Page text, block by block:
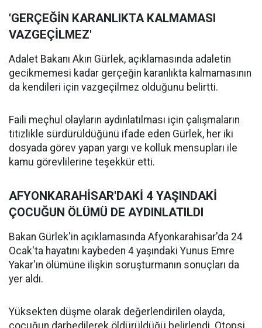
'GERÇEĞİN KARANLIKTA KALMAMASI
VAZGEÇİLMEZ'
Adalet Bakanı Akın Gürlek, açıklamasında adaletin
gecikmemesi kadar gerçeğin karanlıkta kalmamasının
da kendileri için vazgeçilmez olduğunu belirtti.
Faili meçhul olayların aydınlatılması için çalışmaların
titizlikle sürdürüldüğünü ifade eden Gürlek, her iki
dosyada görev yapan yargı ve kolluk mensupları ile
kamu görevlilerine teşekkür etti.
AFYONKARAHİSAR'DAKİ 4 YAŞINDAKİ
ÇOCUĞUN ÖLÜMÜ DE AYDINLATILDI
Bakan Gürlek'in açıklamasında Afyonkarahisar'da 24
Ocak'ta hayatını kaybeden 4 yaşındaki Yunus Emre
Yakar'ın ölümüne ilişkin soruşturmanın sonuçları da
yer aldı.
Yüksekten düşme olarak değerlendirilen olayda,
çocuğun darbedilerek öldürüldüğü belirlendi. Otopsi